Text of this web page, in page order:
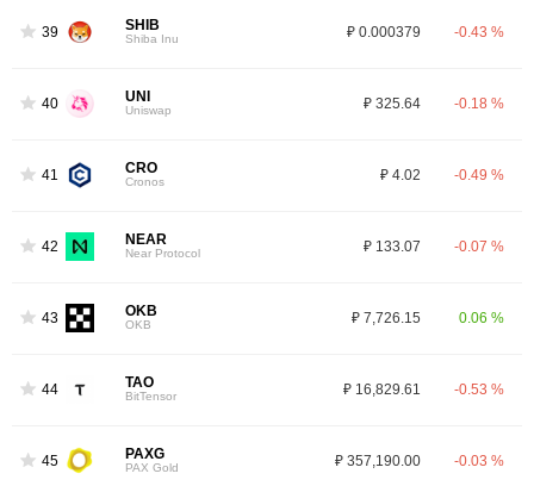
39 SHIB
Shiba Inu ₽ 0.000379 -0.43 %
40 UNI
Uniswap ₽ 325.64 -0.18 %
41 CRO
Cronos ₽ 4.02 -0.49 %
42 NEAR
Near Protocol ₽ 133.07 -0.07 %
43 OKB
OKB ₽ 7,726.15 0.06 %
44 TAO
BitTensor ₽ 16,829.61 -0.53 %
45 PAXG
PAX Gold ₽ 357,190.00 -0.03 %